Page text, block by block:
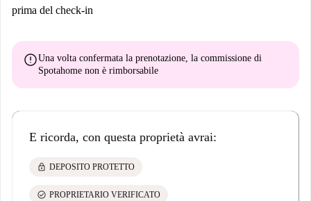
prima del check-in
errorUna volta confermata la prenotazione, la commissione di
Spotahome non è rimborsabile
E ricorda, con questa proprietà avrai:
lock DEPOSITO PROTETTO
check_circle PROPRIETARIO VERIFICATO